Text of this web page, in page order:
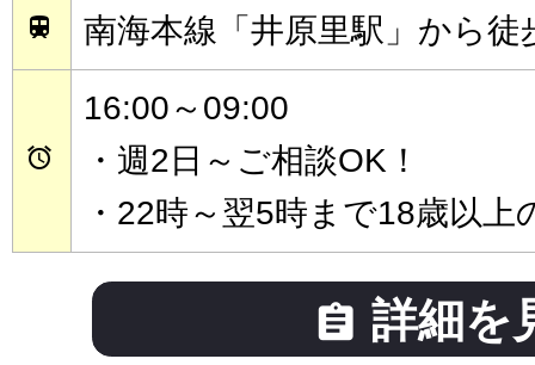
 南海本線「井原里駅」から徒

16:00～09:00
・週2日～ご相談OK！
・22時～翌5時まで18歳以上
 詳細を